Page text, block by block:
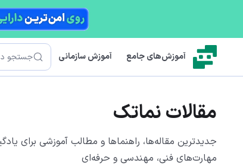
آموزش‌های جامع آموزش سازمانی جستجو
مقالات نماتک
جدیدترین مقاله‌ها، راهنماها و مطالب آموزشی برای
مهارت‌های فنی، مهندسی و حرفه‌ای